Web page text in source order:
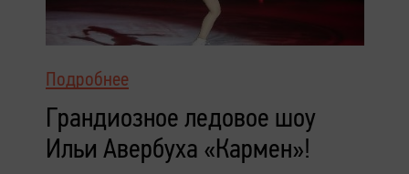
Подробнее
Грандиозное ледовое шоу
Ильи Авербуха «Кармен»!